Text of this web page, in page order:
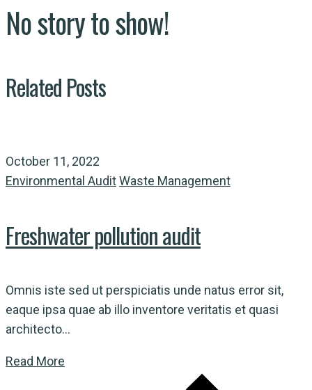
No story to show!
Related Posts
October 11, 2022
Environmental AuditWaste Management
Freshwater pollution audit
Omnis iste sed ut perspiciatis unde natus error sit,
eaque ipsa quae ab illo inventore veritatis et quasi
architecto...
Read More